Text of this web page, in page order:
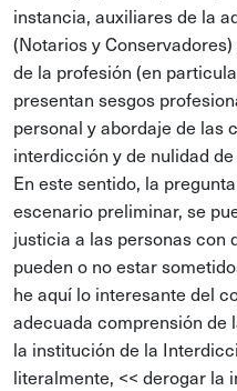
instancia, auxiliares de la
(Notarios y
de la profesión (en
presentan sesgos
personal y abordaje de las
interdicción y de nulidad
En este sentido, la
escenario preliminar, se
justicia a las personas con
pueden o no estar
he aquí lo interesante del
adecuada comprensión de
la institución de la
literalmente, << derogar la